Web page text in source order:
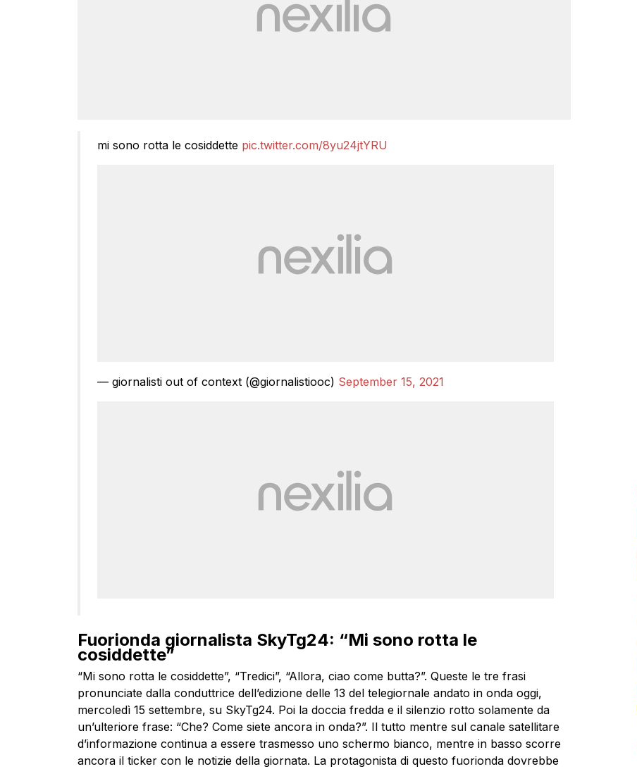
mi sono rotta le cosiddette pic.twitter.com/8yu24jtYRU
— giornalisti out of context (@giornalistiooc) September 15, 2021
Fuorionda giornalista SkyTg24: “Mi sono rotta le
cosiddette”
“Mi sono rotta le cosiddette”, “Tredici”, “Allora, ciao come butta?”. Queste le tre frasi
pronunciate dalla conduttrice dell’edizione delle 13 del telegiornale andato in onda oggi,
mercoledì 15 settembre, su SkyTg24. Poi la doccia fredda e il silenzio rotto solamente da
un’ulteriore frase: “Che? Come siete ancora in onda?”. Il tutto mentre sul canale satellitare
d’informazione continua a essere trasmesso uno schermo bianco, mentre in basso scorre
ancora il ticker con le notizie della giornata. La protagonista di questo fuorionda dovrebbe